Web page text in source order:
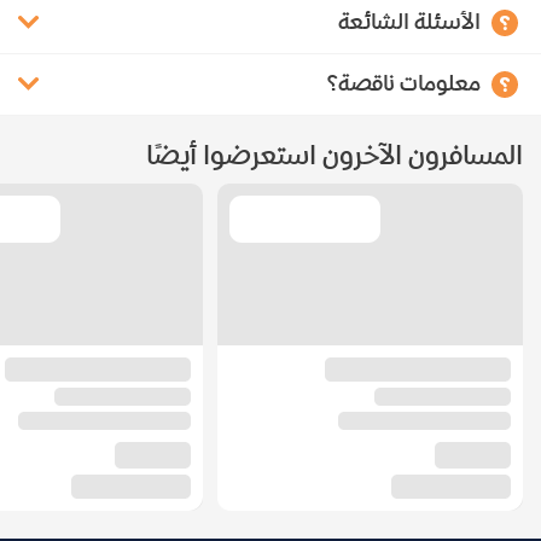
الأسئلة الشائعة
معلومات ناقصة؟
المسافرون الآخرون استعرضوا أيضًا